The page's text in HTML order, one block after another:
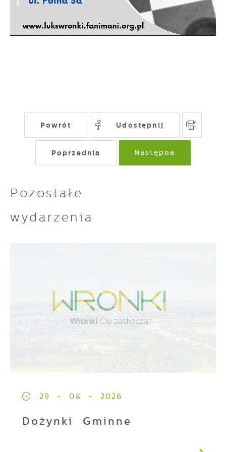
Powrót Udostępnij
Poprzednia Następna
Pozostałe
wydarzenia
29 - 08 - 2026
Dożynki Gminne
gwarantuje dostępność wszystkich
Twoich zwyczajów dotyczących przeglądanej
witryny internetowej. Treści promocyjne
mogą pojawić się na stronach podmiotów